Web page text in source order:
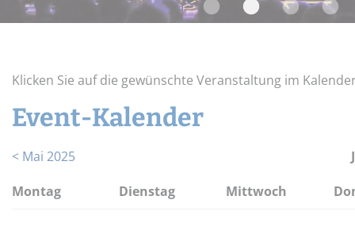
WiderrufsbelehrungSchnupper-
Klicken Sie auf die gewünschte Veranstaltung im
Event-Kalender
< Mai 2025
Montag Dienstag Mittwoch Do